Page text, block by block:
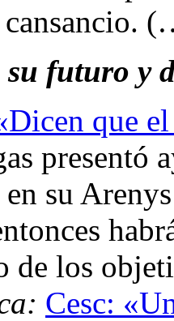
cansancio.
futuro y
que
presentó
en su
de los
Cesc: